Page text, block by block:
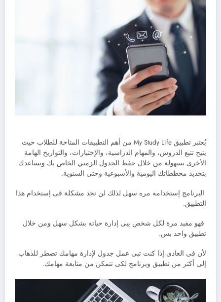
يُعتبر تطبيق My Study Life من أهم التطبيقات المتاحة للطلاب حيث
يتيح تتبع الدروس، والمهام الدراسية، والإختبارات، والتواريخ الهامة
الأخرى بسهولة من خلال حفظ الجدول الزمني الخاص بك ويساعدك
بتحديد مخططاتك اليومية والأسبوعية وحتى السنوية.
البرنامج إستخدامه مره سهل لذلك لن تجد مشكلة فى إستخدام هذا
التطبيق.
فهو مفيد مرة لكل شخص يبى إدارة حياته بشكل سهل ومن خلال
تطبيق واحد بس.
لأن فى العادى إذا كنت تبى عمل جدول لإدارة مهامك تضطر للذهاب
إلى أكثر من تطبيق وبرنامج لكى تتمكن من متابعة مهامك.